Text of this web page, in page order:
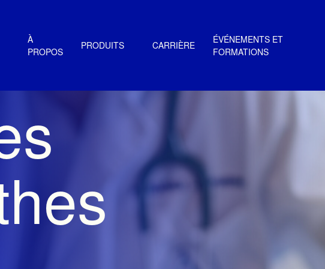
À
PROPOS
PRODUITS CARRIÈRE
ÉVÉNEMENTS ET
FORMATIONS